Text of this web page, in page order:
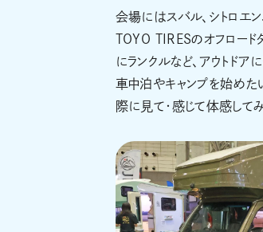
会場にはスバル、シトロエ
TOYO TIRESのオフロー
にランクルなど、アウトドア
車中泊やキャンプを始めた
際に見て・感じて体感してみ